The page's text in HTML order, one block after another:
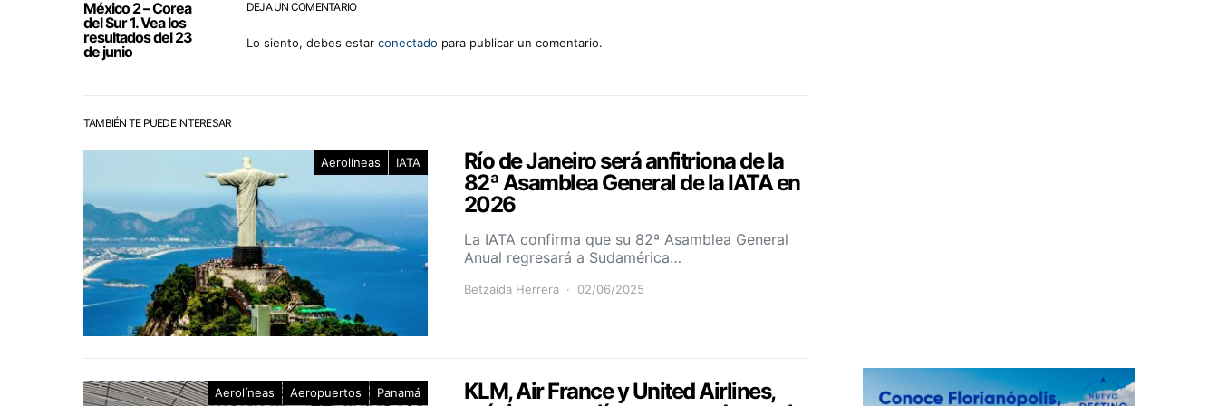
México 2 – Corea
del Sur 1. Vea los
resultados del 23
de junio
DEJA UN COMENTARIO
Lo siento, debes estar conectado para publicar un comentario.
TAMBIÉN TE PUEDE INTERESAR
Aerolíneas IATA
Río de Janeiro será anfitriona de la
82ª Asamblea General de la IATA en
2026
La IATA confirma que su 82ª Asamblea General
Anual regresará a Sudamérica…
Betzaida Herrera 02/06/2025
Aerolíneas Aeropuertos Panamá
KLM, Air France y United Airlines,